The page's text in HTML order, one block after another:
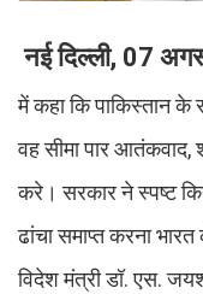
नई दिल्ली, 07
में कहा कि पाकिस्तान के
वह सीमा पार आतंकवाद,
करे। सरकार ने स्पष्ट
ढांचा समाप्त करना
विदेश मंत्री डॉ. एस.